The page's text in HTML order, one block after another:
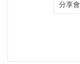
分享會